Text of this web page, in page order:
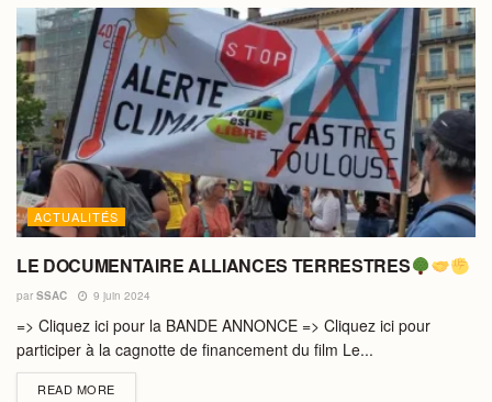
ACTUALITÉS
LE DOCUMENTAIRE ALLIANCES TERRESTRES
par SSAC 9 juin 2024
=> Cliquez ici pour la BANDE ANNONCE => Cliquez ici pour
participer à la cagnotte de financement du film Le...
READ MOREDETAILS